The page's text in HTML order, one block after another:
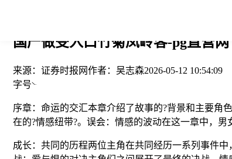
国产做受入口竹菊凤岭客-pg直营网
来源： 证券时报网作者： 吴志森2026-05-12 10:54:09
字号
序章：命运的交汇本章介绍了故事的?背景和主要角
在的?情感纽带?。误会：情感的波动在这一章中，
成长：共同的历程两位主角在共同经历一系列事件